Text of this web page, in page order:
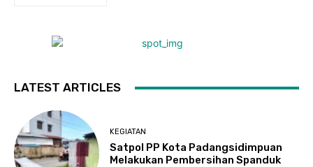
LATEST ARTICLES
KEGIATAN
Satpol PP Kota Padangsidimpuan
Melakukan Pembersihan Spanduk